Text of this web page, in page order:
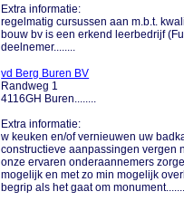
Extra informatie:
regelmatig cursussen aan m.b.t.
bouw bv is een erkend leerbedrijf
deelnemer........
vd Berg Buren BV
Randweg 1
4116GH Buren........
Extra informatie:
w keuken en/of vernieuwen uw
constructieve aanpassingen vergen
onze ervaren onderaannemers
mogelijk en met zo min mogelijk
begrip als het gaat om